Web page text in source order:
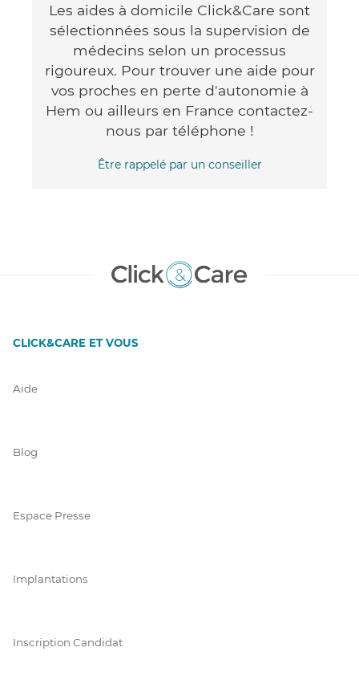
Les aides à domicile Click&Care sont
sélectionnées sous la supervision de
médecins selon un processus
rigoureux. Pour trouver une aide pour
vos proches en perte d'autonomie à
Hem ou ailleurs en France contactez-
nous par téléphone !
Être rappelé par un conseiller
CLICK&CARE ET VOUS
Aide
Blog
Espace Presse
Implantations
Inscription Candidat